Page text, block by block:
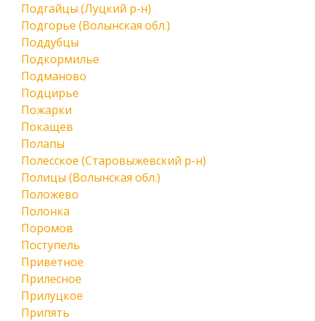
Подгайцы (Луцкий р-н)
Подгорье (Волынская обл.)
Поддубцы
Подкормилье
Подманово
Подцирье
Пожарки
Покащев
Полапы
Полесское (Старовыжевский р-н)
Полицы (Волынская обл.)
Положево
Полонка
Поромов
Поступель
Приветное
Прилесное
Прилуцкое
Припять